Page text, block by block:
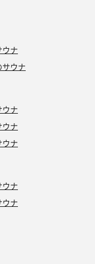
ナ
ウナ
ウナ
ナ
ウナ
ナ
ウナ